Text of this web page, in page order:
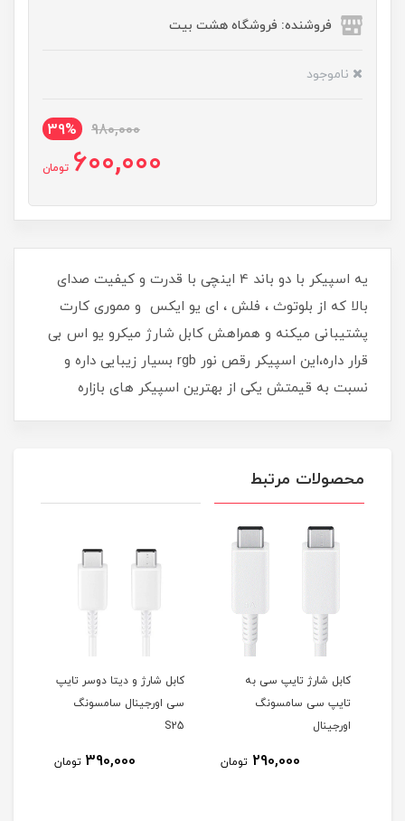
فروشنده: فروشگاه هشت بیت
ناموجود
980,000
39%
600,000 تومان
یه اسپیکر با دو باند 4 اینچی با قدرت و کیفیت صدای
بالا که از بلوتوث ، فلش ، ای یو ایکس و مموری کارت
پشتیبانی میکنه و همراهش کابل شارژ میکرو یو اس بی
قرار داره،این اسپیکر رقص نور rgb بسیار زیبایی داره و
نسبت به قیمتش یکی از بهترین اسپیکر های بازاره
محصولات مرتبط
کابل شارژ تایپ سی به
تایپ سی سامسونگ
اورجینال
290,000 تومان
کابل شارژ و دیتا دوسر تایپ
سی اورجینال سامسونگ
S25
390,000 تومان